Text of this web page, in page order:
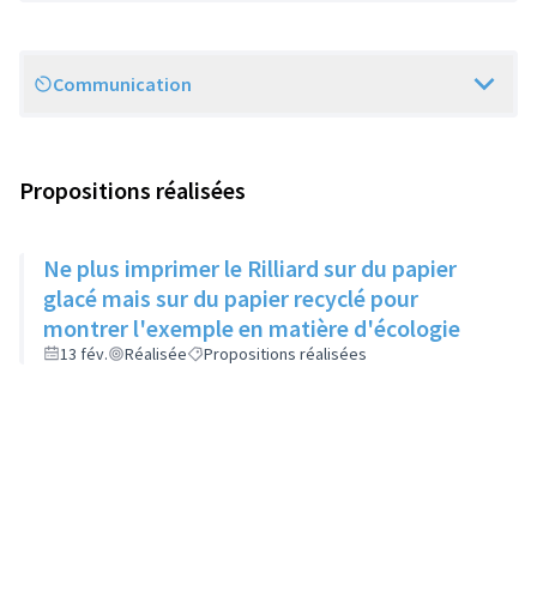
Scope
Communication
Propositions réalisées
Ne plus imprimer le Rilliard sur du papier
glacé mais sur du papier recyclé pour
montrer l'exemple en matière d'écologie
13 fév. Réalisée Propositions réalisées